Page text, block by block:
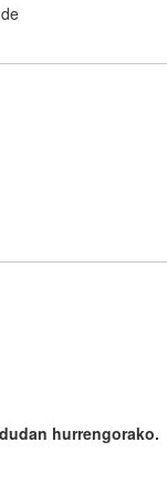
hurrengorako.